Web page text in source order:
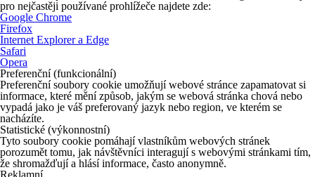
pro nejčastěji používané prohlížeče najdete zde:
Google Chrome
Firefox
Internet Explorer a Edge
Safari
Opera
Preferenční (funkcionální)
Preferenční soubory cookie umožňují webové stránce zapamatovat si
informace, které mění způsob, jakým se webová stránka chová nebo
vypadá jako je váš preferovaný jazyk nebo region, ve kterém se
nacházíte.
Statistické (výkonnostní)
Tyto soubory cookie pomáhají vlastníkům webových stránek
porozumět tomu, jak návštěvníci interagují s webovými stránkami tím,
že shromažďují a hlásí informace, často anonymně.
Reklamní